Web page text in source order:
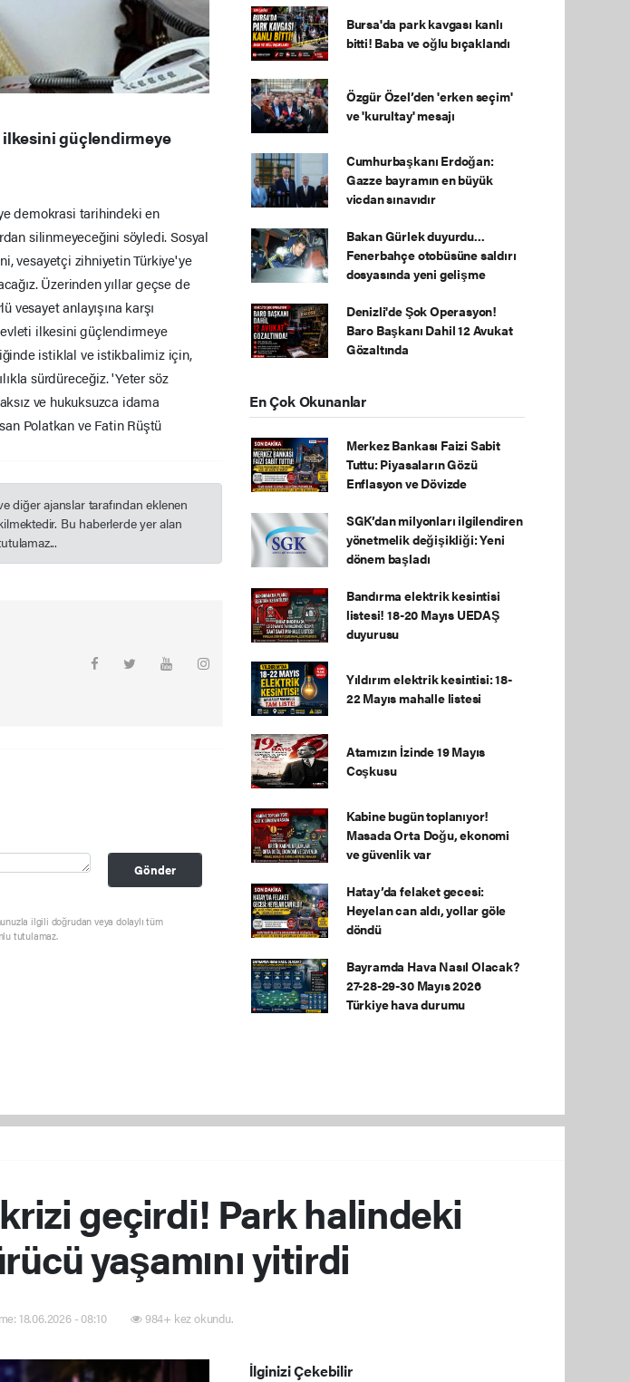
ilkesini güçlendirmeye
demokrasi tarihindeki en
silinmeyeceğini söyledi. Sosyal
vesayetçi zihniyetin Türkiye'ye
Üzerinden yıllar geçse de
anlayışına karşı
ilkesini güçlendirmeye
istiklal ve istikbalimiz için,
sürdüreceğiz. 'Yeter söz
ve hukuksuzca idama
Polatkan ve Fatin Rüştü
diğer ajanslar tarafından eklenen
Bu haberlerde yer alan
Gönder
ilgili doğrudan veya dolaylı tüm
tutulamaz.
Bursa'da park kavgası kanlı
bitti! Baba ve oğlu bıçaklandı
Özgür Özel’den 'erken seçim'
ve 'kurultay' mesajı
Cumhurbaşkanı Erdoğan:
Gazze bayramın en büyük
vicdan sınavıdır
Bakan Gürlek duyurdu...
Fenerbahçe otobüsüne saldırı
dosyasında yeni gelişme
Denizli'de Şok Operasyon!
Baro Başkanı Dahil 12 Avukat
Gözaltında
En Çok Okunanlar
Merkez Bankası Faizi Sabit
Tuttu: Piyasaların Gözü
Enflasyon ve Dövizde
SGK’dan milyonları ilgilendiren
yönetmelik değişikliği: Yeni
dönem başladı
Bandırma elektrik kesintisi
listesi! 18-20 Mayıs UEDAŞ
duyurusu
Yıldırım elektrik kesintisi: 18-
22 Mayıs mahalle listesi
Atamızın İzinde 19 Mayıs
Coşkusu
Kabine bugün toplanıyor!
Masada Orta Doğu, ekonomi
ve güvenlik var
Hatay’da felaket gecesi:
Heyelan can aldı, yollar göle
döndü
Bayramda Hava Nasıl Olacak?
27-28-29-30 Mayıs 2026
Türkiye hava durumu
geçirdi! Park halindeki
yaşamını yitirdi
18.06.2026 - 08:10 984+ kez okundu.
İlginizi Çekebilir